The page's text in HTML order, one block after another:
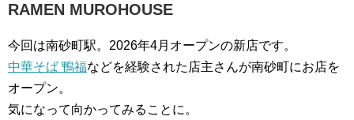
RAMEN MUROHOUSE
今回は南砂町駅。2026年4月オープンの新店です。
中華そば 鴨福などを経験された店主さんが南砂町にお店を
オープン。
気になって向かってみることに。